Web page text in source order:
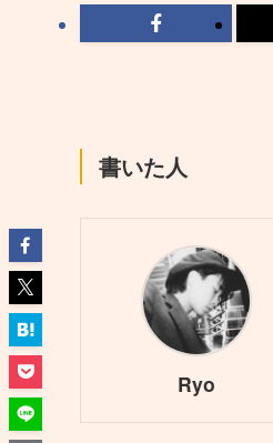
書いた人
Ryo